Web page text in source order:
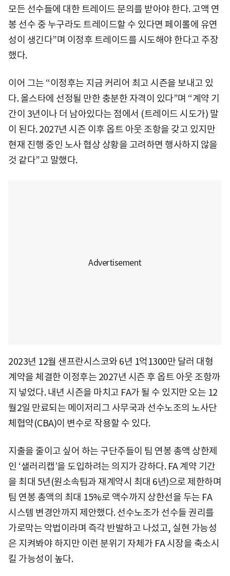
모든 선수들에 대한 트레이드 문의를 받아야 한다. 고액 연
봉 선수 중 누구라도 트레이드할 수 있다면 페이롤에 유연
성이 생긴다”며 이정후 트레이드를 시도해야 한다고 주장
했다.
이어 그는 “이정후는 지금 커리어 최고 시즌을 보내고 있
다. 올스타에 선정될 만한 충분한 자격이 있다”며 “계약 기
간이 3년이나 더 남아있다는 점에서 (트레이드 시도가) 말
이 된다. 2027년 시즌 이후 옵트 아웃 조항을 갖고 있지만
현재 진행 중인 노사 협상 상황을 고려하면 행사하지 않을
것 같다”고 말했다.
2023년 12월 샌프란시스코와 6년 1억1300만 달러 대형
계약을 체결한 이정후는 2027년 시즌 후 옵트 아웃 조항까
지 넣었다. 내년 시즌을 마치고 FA가 될 수 있지만 오는 12
월2일 만료되는 메이저리그 사무국과 선수노조의 노사단
체협약(CBA)이 변수로 작용할 수 있다.
지출을 줄이고 싶어 하는 구단주들이 팀 연봉 총액 상한제
인 ‘샐러리캡’을 도입하려는 의지가 강하다. FA 계약 기간
을 최대 5년(원소속팀과 재계약시 최대 6년)으로 제한하며
팀 연봉 총액의 최대 15%로 액수까지 상한선을 두는 FA
시스템 변경안까지 제안했다. 선수노조가 선수들 권리를
가로막는 악법이라며 즉각 반발하고 나섰고, 실현 가능성
은 지켜봐야 하지만 이런 분위기 자체가 FA 시장을 축소시
킬 가능성이 높다.